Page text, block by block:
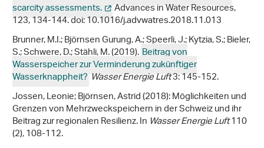
scarcity assessments. Advances in Water Resources,
123, 134-144. doi: 10.1016/j.advwatres.2018.11.013
Brunner, M.I.; Björnsen Gurung, A.; Speerli, J.; Kytzia, S.; Bieler,
S.; Schwere, D.; Stähli, M. (2019).Beitrag von
Wasserspeicher zur Verminderung zukünftiger
Wasserknappheit? Wasser Energie Luft3: 145-152.
Jossen, Leonie; Björnsen, Astrid (2018): Möglichkeiten und
Grenzen von Mehrzweckspeichern in der Schweiz und ihr
Beitrag zur regionalen Resilienz. In Wasser Energie Luft110
(2), 108-112.